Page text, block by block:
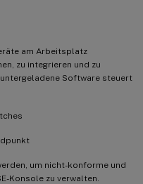
am Arbeitsplatz
zu integrieren und zu
Software steuert
um nicht-konforme und
Konsole zu verwalten.